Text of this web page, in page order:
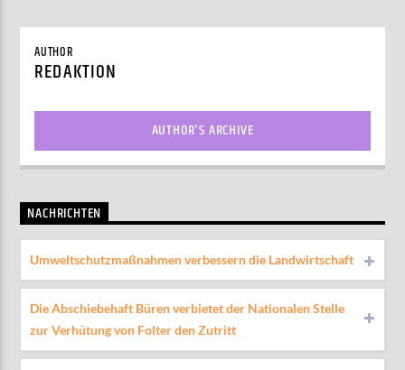
AUTHOR
REDAKTION
AUTHOR'S ARCHIVE
NACHRICHTEN
Umweltschutzmaßnahmen verbessern die Landwirtschaft
Die Abschiebehaft Büren verbietet der Nationalen Stelle
zur Verhütung von Folter den Zutritt